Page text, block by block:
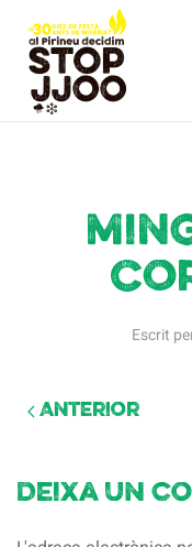
Escrit
Anterior
Deixa un